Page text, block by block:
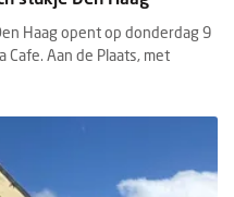
Haag opent op donderdag 9
Aan de Plaats, met